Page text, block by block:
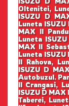
Oltenitei,
ISUZU D
Luneta ISUZU
MAX II
Luneta
MAX II
Luneta ISUZU
II Rahova,
ISUZU D
Autobuzul.
II Crangasi,
ISUZU D
Taberei,